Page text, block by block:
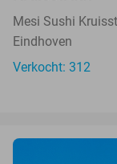
Mesi Sushi
Eindhoven
Verkocht: 312